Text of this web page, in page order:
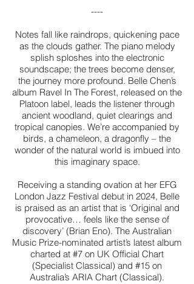
----
Notes fall like raindrops, quickening pace
as the clouds gather. The piano melody
splish sploshes into the electronic
soundscape; the trees become denser,
the journey more profound. Belle Chen’s
album Ravel In The Forest, released on the
Platoon label, leads the listener through
ancient woodland, quiet clearings and
tropical canopies. We’re accompanied by
birds, a chameleon, a dragonfly – the
wonder of the natural world is imbued into
this imaginary space.
Receiving a standing ovation at her EFG
London Jazz Festival debut in 2024, Belle
is praised as an artist that is ‘Original and
provocative… feels like the sense of
discovery’ (Brian Eno). The Australian
Music Prize-nominated artist’s latest album
charted at #7 on UK Official Chart
(Specialist Classical) and #15 on
Australia’s ARIA Chart (Classical).